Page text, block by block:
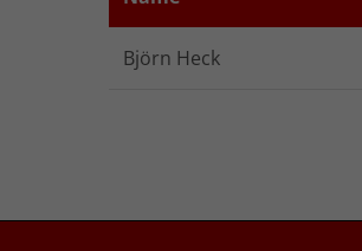
Björn Heck